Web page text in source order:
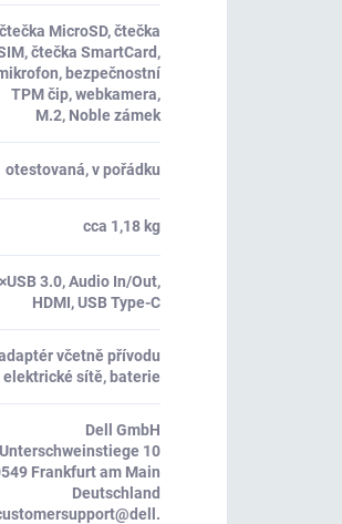
čtečka MicroSD, čtečka
čtečka SmartCard,
bezpečnostní
TPM čip, webkamera,
M.2, Noble zámek
otestovaná, v pořádku
cca 1,18 kg
3.0, Audio In/Out,
HDMI, USB Type-C
včetně přívodu
elektrické sítě, baterie
Dell GmbH
Unterschweinstiege 10
Frankfurt am Main
Deutschland